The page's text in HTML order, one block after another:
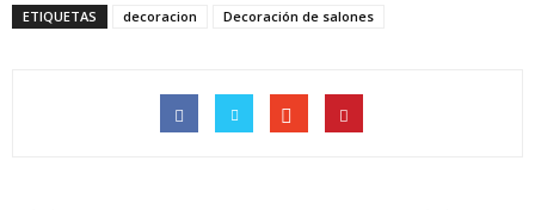
ETIQUETAS decoracion Decoración de salones